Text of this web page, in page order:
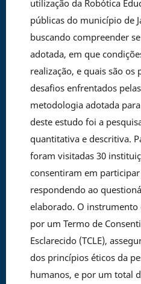
utilização da Robótica
públicas do município de
buscando compreender
adotada, em que
realização, e quais são os
desafios enfrentados
metodologia adotada
deste estudo foi a
quantitativa e descritiva.
foram visitadas 30
consentiram em participar
respondendo ao
elaborado. O
por um Termo de
Esclarecido (TCLE),
dos princípios éticos da
humanos, e por um total